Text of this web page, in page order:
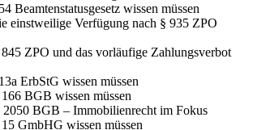
Beamtenstatusgesetz wissen müssen
einstweilige Verfügung nach § 935 ZPO
ZPO und das vorläufige Zahlungsverbot
ErbStG wissen müssen
BGB wissen müssen
BGB – Immobilienrecht im Fokus
GmbHG wissen müssen